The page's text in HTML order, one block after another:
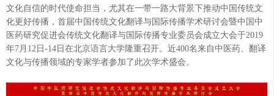
文化自信的时代使命担当，尤其在一带一路大背景下推动中国传统文
化更好传播，首届中国传统文化翻译与国际传播学术研讨会暨中国中
医药研究促进会传统文化翻译与国际传播专业委员会成立大会于2019
年7月12日-14日在北京语言大学隆重召开。近400名来自中医药、翻译
文化与传播领域的专家学者参加了此次学术盛会。